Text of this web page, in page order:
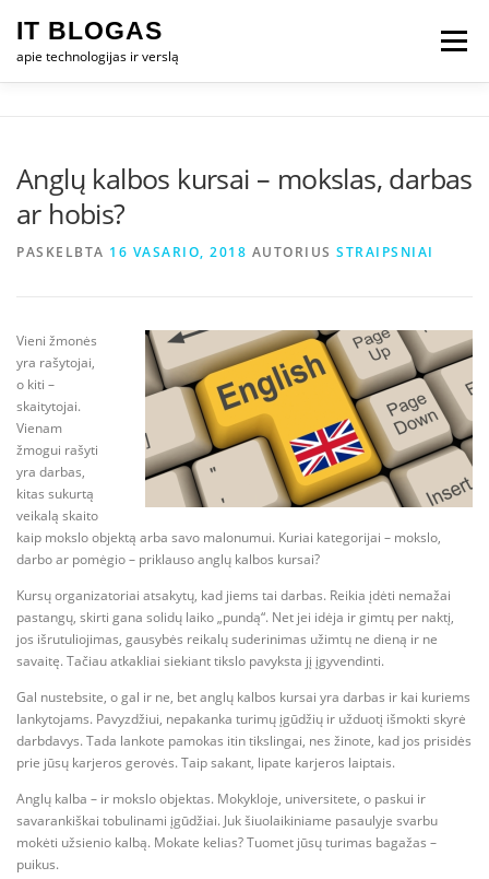
turinio
IT BLOGAS
apie technologijas ir verslą
Meniu
TECHNOLOGIJOS
Anglų kalbos kursai – mokslas, darbas
ar hobis?
PASKELBTA 16 VASARIO, 2018 AUTORIUS STRAIPSNIAI
Vieni žmonės
yra rašytojai,
o kiti –
skaitytojai.
Vienam
žmogui rašyti
yra darbas,
kitas sukurtą
veikalą skaito
kaip mokslo objektą arba savo malonumui. Kuriai kategorijai – mokslo,
darbo ar pomėgio – priklauso anglų kalbos kursai?
Kursų organizatoriai atsakytų, kad jiems tai darbas. Reikia įdėti nemažai
pastangų, skirti gana solidų laiko „pundą“. Net jei idėja ir gimtų per naktį,
jos išrutuliojimas, gausybės reikalų suderinimas užimtų ne dieną ir ne
savaitę. Tačiau atkakliai siekiant tikslo pavyksta jį įgyvendinti.
Gal nustebsite, o gal ir ne, bet anglų kalbos kursai yra darbas ir kai kuriems
lankytojams. Pavyzdžiui, nepakanka turimų įgūdžių ir užduotį išmokti skyrė
darbdavys. Tada lankote pamokas itin tikslingai, nes žinote, kad jos prisidės
prie jūsų karjeros gerovės. Taip sakant, lipate karjeros laiptais.
Anglų kalba – ir mokslo objektas. Mokykloje, universitete, o paskui ir
savarankiškai tobulinami įgūdžiai. Juk šiuolaikiniame pasaulyje svarbu
mokėti užsienio kalbą. Mokate kelias? Tuomet jūsų turimas bagažas –
puikus.